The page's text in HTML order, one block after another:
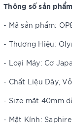
Thông số sản
- Mã sản phẩm:
- Thương Hiệu:
- Loại Máy: Cơ
- Chất Liệu Dây,
- Size mặt 40mm
- Mặt Kính: